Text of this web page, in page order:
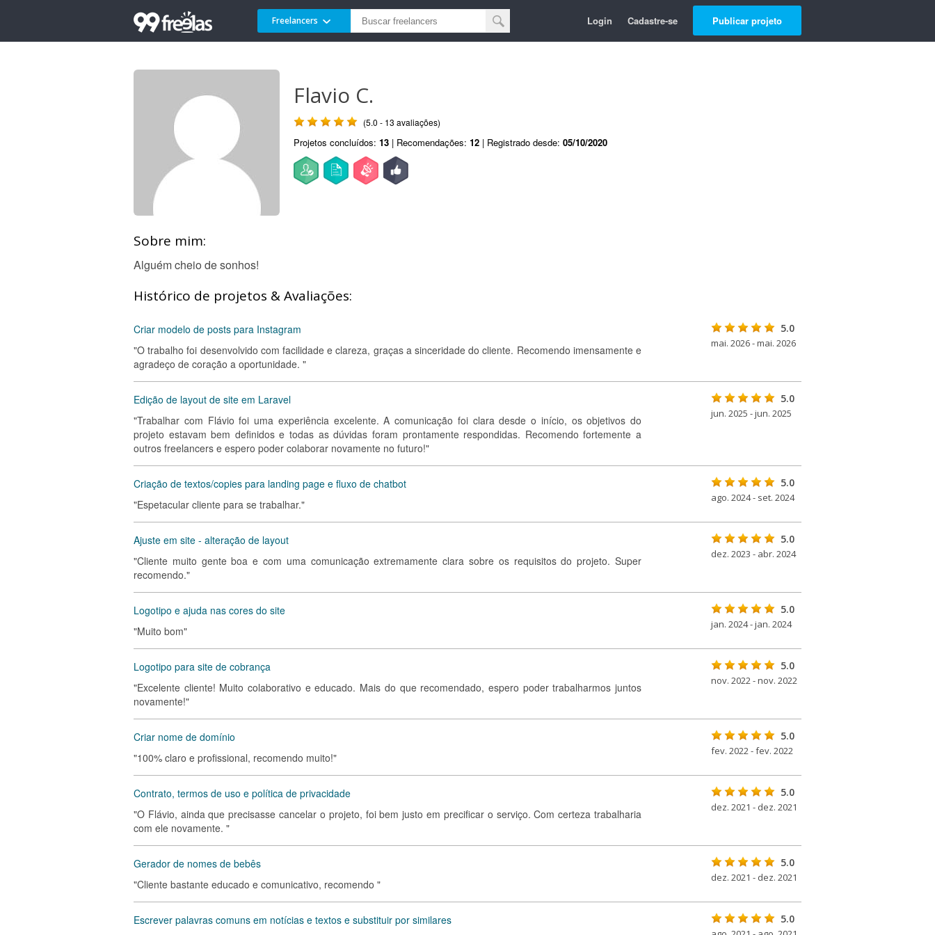
Freelancers Login Cadastre-se Publicar projeto
Flavio C.
(5.0 - 13 avaliações)
Projetos concluídos: 13 | Recomendações: 12 | Registrado desde: 05/10/2020
Sobre mim:
Alguém cheio de sonhos!
Histórico de projetos & Avaliações:
Criar modelo de posts para Instagram
"O trabalho foi desenvolvido com facilidade e clareza, graças a sinceridade do cliente. Recomendo imensamente e
agradeço de coração a oportunidade. "
5.0
mai. 2026 - mai. 2026
Edição de layout de site em Laravel
"Trabalhar com Flávio foi uma experiência excelente. A comunicação foi clara desde o início, os objetivos do
projeto estavam bem definidos e todas as dúvidas foram prontamente respondidas. Recomendo fortemente a
outros freelancers e espero poder colaborar novamente no futuro!"
5.0
jun. 2025 - jun. 2025
Criação de textos/copies para landing page e fluxo de chatbot
"Espetacular cliente para se trabalhar."
5.0
ago. 2024 - set. 2024
Ajuste em site - alteração de layout
"Cliente muito gente boa e com uma comunicação extremamente clara sobre os requisitos do projeto. Super
recomendo."
5.0
dez. 2023 - abr. 2024
Logotipo e ajuda nas cores do site
"Muito bom"
5.0
jan. 2024 - jan. 2024
Logotipo para site de cobrança
"Excelente cliente! Muito colaborativo e educado. Mais do que recomendado, espero poder trabalharmos juntos
novamente!"
5.0
nov. 2022 - nov. 2022
Criar nome de domínio
"100% claro e profissional, recomendo muito!"
5.0
fev. 2022 - fev. 2022
Contrato, termos de uso e política de privacidade
"O Flávio, ainda que precisasse cancelar o projeto, foi bem justo em precificar o serviço. Com certeza trabalharia
com ele novamente. "
5.0
dez. 2021 - dez. 2021
Gerador de nomes de bebês
"Cliente bastante educado e comunicativo, recomendo "
5.0
dez. 2021 - dez. 2021
Escrever palavras comuns em notícias e textos e substituir por similares
5.0